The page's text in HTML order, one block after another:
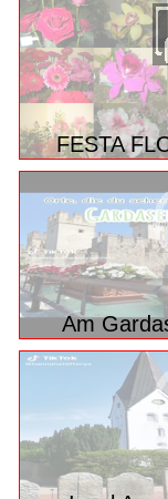
oder
aus
FESTA
Am